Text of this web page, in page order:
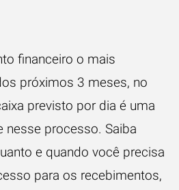
financeiro o mais
próximos 3 meses, no
previsto por dia é uma
nesse processo. Saiba
e quando você precisa
para os recebimentos,